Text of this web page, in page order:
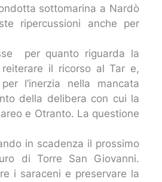
sottomarina a Nardò
ripercussioni anche per
per quanto riguarda la
il ricorso al Tar e,
l’inerzia nella mancata
della delibera con cui la
e Otranto. La questione
in scadenza il prossimo
di Torre San Giovanni.
i saraceni e preservare la